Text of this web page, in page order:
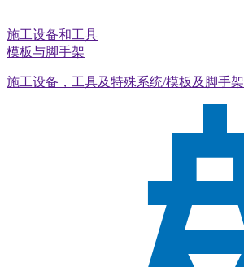
施工设备和工具
模板与脚手架
施工设备，工具及特殊系统/模板及脚手架